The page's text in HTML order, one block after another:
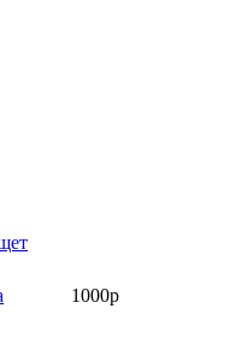
1000р